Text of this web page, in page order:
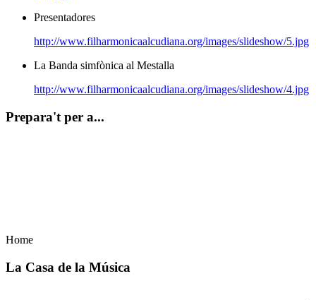
Presentadores
http://www.filharmonicaalcudiana.org/images/slideshow/5.jpg
La Banda simfònica al Mestalla
http://www.filharmonicaalcudiana.org/images/slideshow/4.jpg
Prepara't per a...
Home
La Casa de la Música